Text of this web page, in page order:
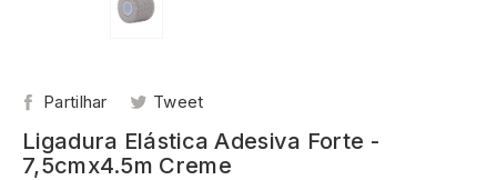
Partilhar Tweet
Ligadura Elástica Adesiva Forte -
7,5cmx4.5m Creme